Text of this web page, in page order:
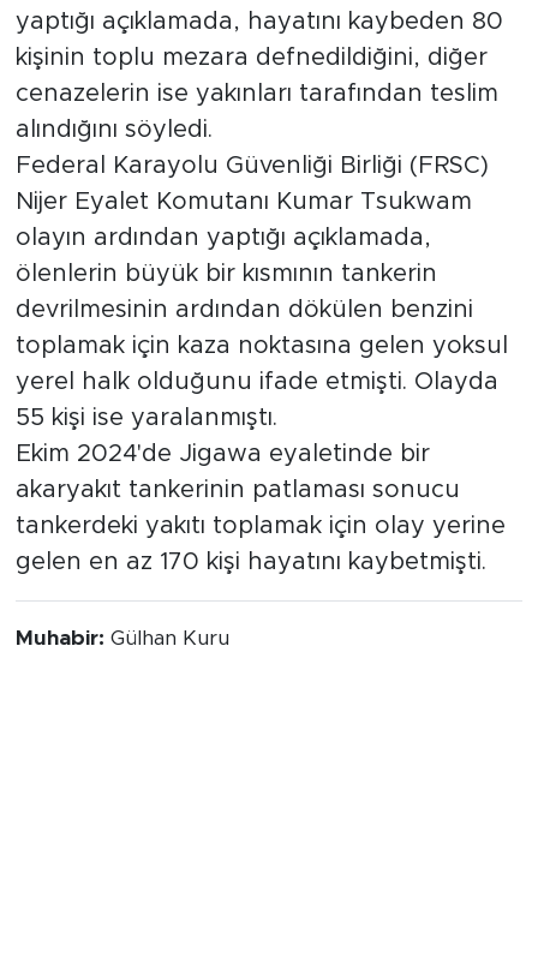
yaptığı açıklamada, hayatını kaybeden 80
kişinin toplu mezara defnedildiğini, diğer
cenazelerin ise yakınları tarafından teslim
alındığını söyledi.
Federal Karayolu Güvenliği Birliği (FRSC)
Nijer Eyalet Komutanı Kumar Tsukwam
olayın ardından yaptığı açıklamada,
ölenlerin büyük bir kısmının tankerin
devrilmesinin ardından dökülen benzini
toplamak için kaza noktasına gelen yoksul
yerel halk olduğunu ifade etmişti. Olayda
55 kişi ise yaralanmıştı.
Ekim 2024'de Jigawa eyaletinde bir
akaryakıt tankerinin patlaması sonucu
tankerdeki yakıtı toplamak için olay yerine
gelen en az 170 kişi hayatını kaybetmişti.
Muhabir: Gülhan Kuru